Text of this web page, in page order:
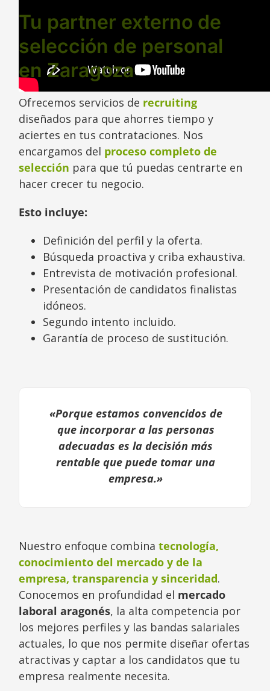
Tu partner externo de
selección de personal
en Zaragoza
Ofrecemos servicios de recruiting
diseñados para que ahorres tiempo y
aciertes en tus contrataciones. Nos
encargamos del proceso completo de
selección para que tú puedas centrarte en
hacer crecer tu negocio.
Esto incluye:
Definición del perfil y la oferta.
Búsqueda proactiva y criba exhaustiva.
Entrevista de motivación profesional.
Presentación de candidatos finalistas
idóneos.
Segundo intento incluido.
Garantía de proceso de sustitución.
«Porque estamos convencidos de
que incorporar a las personas
adecuadas es la decisión más
rentable que puede tomar una
empresa.»
Nuestro enfoque combinatecnología,
conocimiento del mercado y de la
empresa, transparencia y sinceridad.
Conocemos en profundidad el mercado
laboral aragonés, la alta competencia por
los mejores perfiles y las bandas salariales
actuales, lo que nos permite diseñar ofertas
atractivas y captar a los candidatos que tu
empresa realmente necesita.